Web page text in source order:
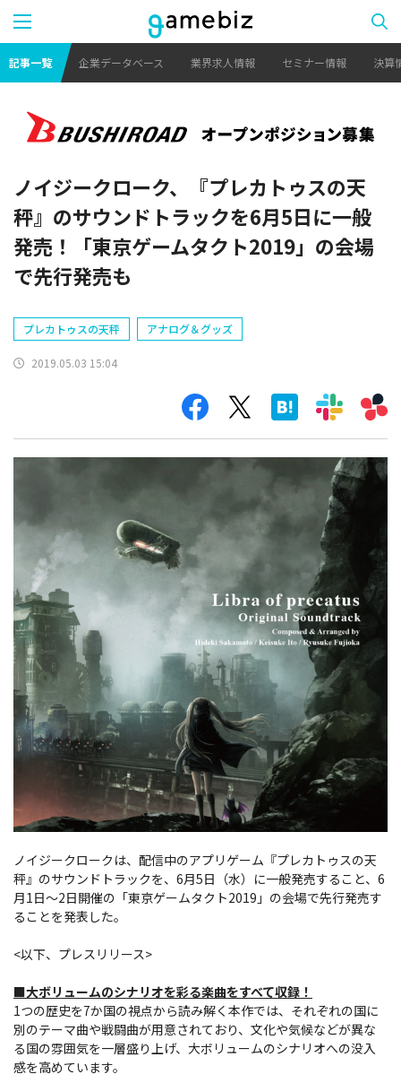
記事一覧 企業データベース 業界求人情報 セミナー情報 決算
ノイジークローク、『プレカトゥスの天
秤』のサウンドトラックを6月5日に一般
発売！「東京ゲームタクト2019」の会場
で先行発売も
プレカトゥスの天秤 アナログ＆グッズ
2019.05.03 15:04
ノイジークロークは、配信中のアプリゲーム『プレカトゥスの天
秤』のサウンドトラックを、6月5日（水）に一般発売すること、6
月1日〜2日開催の「東京ゲームタクト2019」の会場で先行発売す
ることを発表した。
<以下、プレスリリース>
■大ボリュームのシナリオを彩る楽曲をすべて収録！
1つの歴史を7か国の視点から読み解く本作では、それぞれの国に
別のテーマ曲や戦闘曲が用意されており、文化や気候などが異な
る国の雰囲気を一層盛り上げ、大ボリュームのシナリオへの没入
感を高めています。